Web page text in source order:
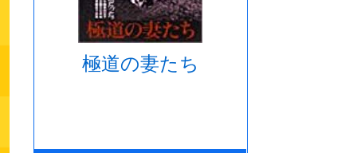
極道の妻たち